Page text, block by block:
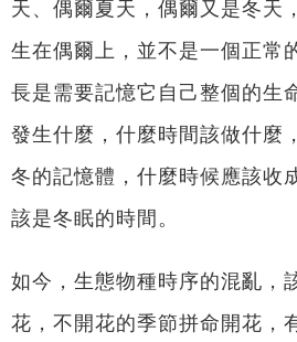
天、偶爾夏天，偶爾又是冬天
生在偶爾上，並不是一個正常
長是需要記憶它自己整個的生
發生什麼，什麼時間該做什麼
冬的記憶體，什麼時候應該收
該是冬眠的時間。
如今，生態物種時序的混亂，
花，不開花的季節拼命開花，